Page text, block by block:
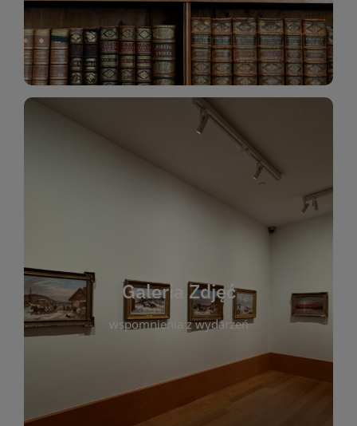
Katalog Zbiorów
Galeria Zdjęć
wspomnienia z wydarzeń
Galeria Zdjęć
wspomnienia z wydarzeń, spotkań i projektów
którym można zobaczyć, jak żyje nasza biblioteka
i jej społeczność. Zdjęcia dokumentują zarówno
uroczyste chwile, jak i codzienne aktywności
czytelników. Regularnie dodajemy nowe galerie,
by każdy mógł powrócić do wyjątkowych
momentów. Zapraszamy do obejrzenia,
wspominania i inspirowania się!